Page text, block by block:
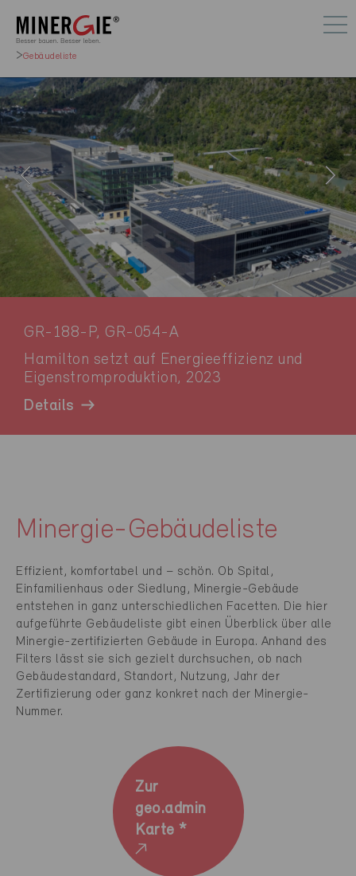
Gebäudeliste
GR-188-P, GR-054-A
Hamilton setzt auf Energieeffizienz und
Eigenstromproduktion, 2023
Details
Minergie-Gebäudeliste
Effizient, komfortabel und – schön. Ob Spital,
Einfamilienhaus oder Siedlung, Minergie-Gebäude
entstehen in ganz unterschiedlichen Facetten. Die hier
aufgeführte Gebäudeliste gibt einen Überblick über alle
Minergie-zertifizierten Gebäude in Europa. Anhand des
Filters lässt sie sich gezielt durchsuchen, ob nach
Gebäudestandard, Standort, Nutzung, Jahr der
Zertifizierung oder ganz konkret nach der Minergie-
Nummer.
Zur
geo.admin
Karte *